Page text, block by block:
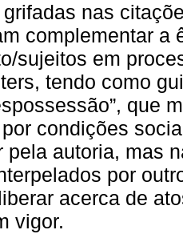
nas
complementar a
sujeitos em
tendo como
que
condições
pela autoria, mas
por
acerca de
vigor.